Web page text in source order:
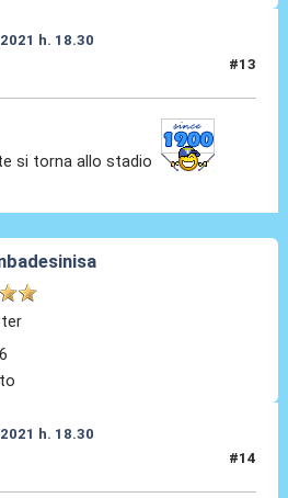
h. 18.30
#13
si torna allo stadio
h. 18.30
#14